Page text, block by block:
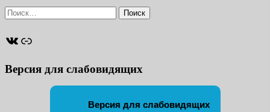
Найти:
ВКонтакте
Ссылка
Версия для слабовидящих
Версия для слабовидящих